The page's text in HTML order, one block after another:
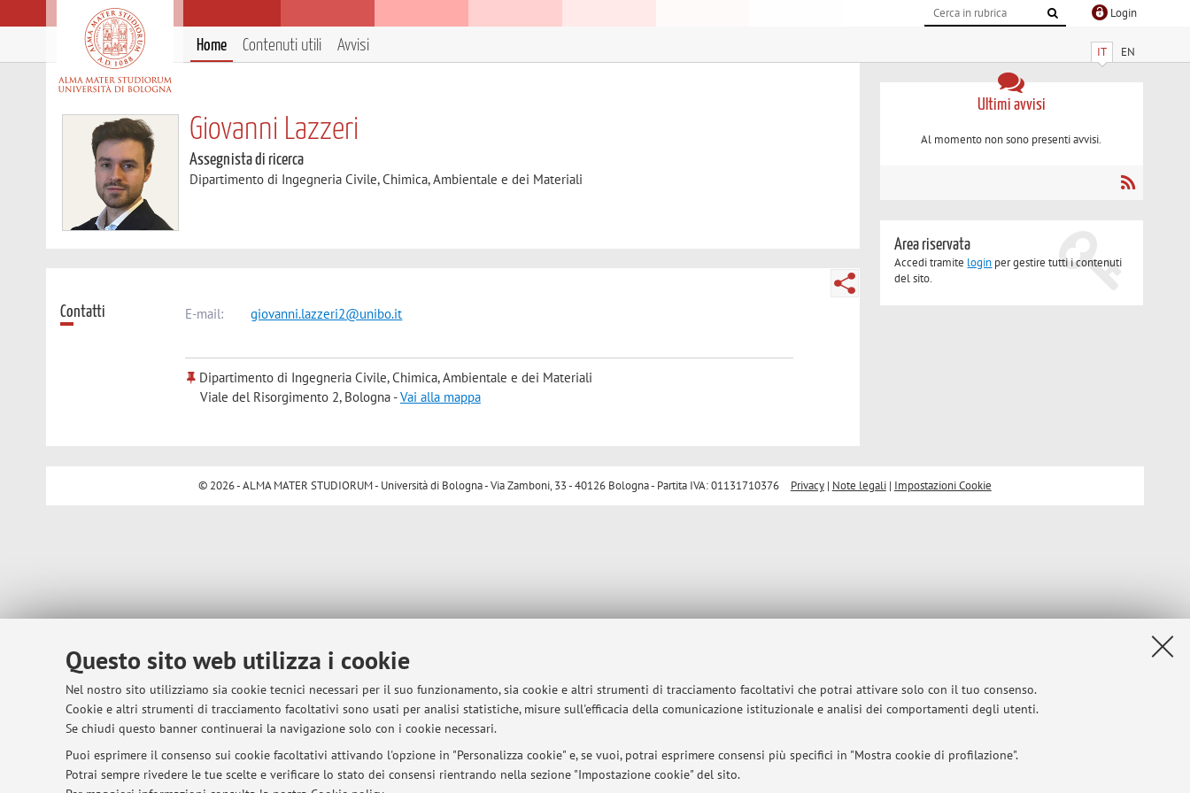
Questo sito web utilizza i cookie
Nel nostro sito utilizziamo sia cookie tecnici necessari per il suo funzionamento, sia cookie e altri strumenti di tracciamento facoltativi che potrai attivare solo con il tuo consenso.
Cookie e altri strumenti di tracciamento facoltativi sono usati per analisi statistiche, misure sull'efficacia della comunicazione istituzionale e analisi dei comportamenti degli utenti.
Se chiudi questo banner continuerai la navigazione solo con i cookie necessari.
Puoi esprimere il consenso sui cookie facoltativi attivando l'opzione in "Personalizza cookie" e, se vuoi, potrai esprimere consensi più specifici in "Mostra cookie di profilazione".
Potrai sempre rivedere le tue scelte e verificare lo stato dei consensi rientrando nella sezione "Impostazione cookie" del sito.
Login
IT EN
Home Contenuti utili Avvisi
Giovanni Lazzeri
Assegnista di ricerca
Dipartimento di Ingegneria Civile, Chimica, Ambientale e dei Materiali
Contatti E-mail: giovanni.lazzeri2@unibo.it
Dipartimento di Ingegneria Civile, Chimica, Ambientale e dei Materiali
Viale del Risorgimento 2, Bologna -Vai alla mappa
Ultimi avvisi
Al momento non sono presenti avvisi.
Area riservata
Accedi tramite login per gestire tutti i contenuti
del sito.
© 2026 - ALMA MATER STUDIORUM - Università di Bologna - Via Zamboni, 33 - 40126 Bologna - Partita IVA: 01131710376 Privacy| Note legali| Impostazioni Cookie